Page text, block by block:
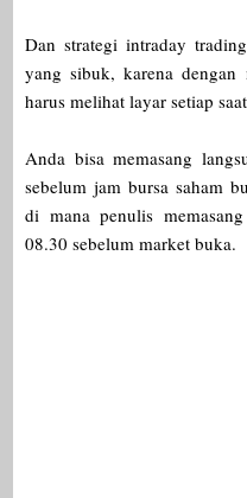
Dan strategi intraday
yang sibuk, karena
harus melihat layar setiap
Anda bisa memasang
sebelum jam bursa saham
di mana penulis
08.30 sebelum market buka.